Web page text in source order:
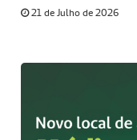
21 de Julho de 2026